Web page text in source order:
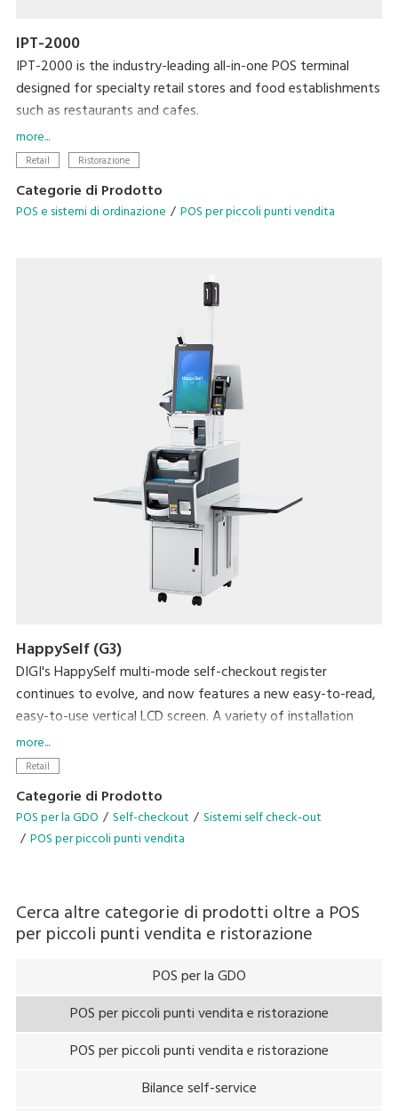
IPT-2000
IPT-2000 is the industry-leading all-in-one POS terminal
designed for specialty retail stores and food establishments
such as restaurants and cafes.
Modernise your business with the latest DIGI technologies
• Configurable operation menu and table management
• Scalable configuration with cloud backend-solutions
• Compatible for quick serve and dine-in application
• Supports multiple languages
more...
Retail Ristorazione
Categorie di Prodotto
POS e sistemi di ordinazione POS per piccoli punti vendita
HappySelf (G3)
DIGI's HappySelf multi-mode self-checkout register
continues to evolve, and now features a new easy-to-read,
easy-to-use vertical LCD screen. A variety of installation
variations have been created to meet diverse store
requirements.
direct interaction with shoppers and cashless payment
means there is no handling of cash. So, this can contribute
to preventing the spread of coronavirus infection by
changing between semi-self-checkout and full-self-
checkout operation after the pandemic has subsided.
more...
Retail
Categorie di Prodotto
POS per la GDO Self-checkout
Sistemi self check-out
POS per piccoli punti vendita
Cerca altre categorie di prodotti oltre a POS
per piccoli punti vendita e ristorazione
POS per la GDO
POS per piccoli punti vendita e ristorazione
POS per piccoli punti vendita e ristorazione
Bilance self-service